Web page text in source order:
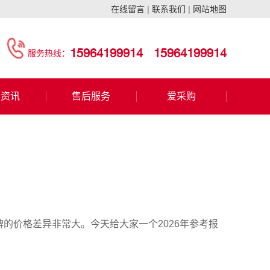
在线留言 | 联系我们 | 网站地图
服务热线： 15964199914 15964199914
讯 售后服务 爱采购
价格差异非常大。今天给大家一个2026年参考报